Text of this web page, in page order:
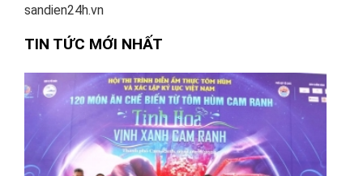
sandien24h.vn
TIN TỨC MỚI NHẤT